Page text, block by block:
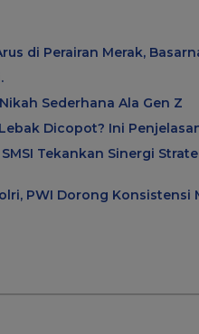
di Perairan Merak,
Sederhana Ala Gen Z
Dicopot? Ini
Tekankan Sinergi
PWI Dorong Konsistensi